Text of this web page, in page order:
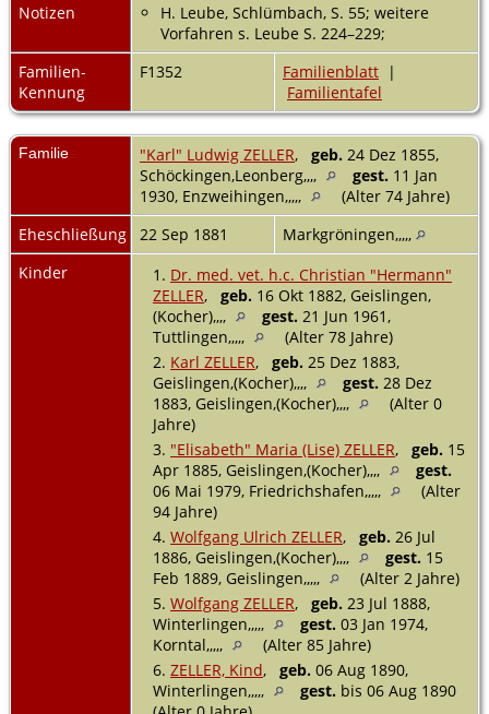
Notizen
H. Leube, Schlümbach, S. 55; weitere
Vorfahren s. Leube S. 224–229;
Familien-
Kennung
F1352 Familienblatt |
Familientafel
Familie "Karl" Ludwig ZELLER, geb. 24 Dez 1855,
Schöckingen,Leonberg,,,,
gest. 11 Jan
1930, Enzweihingen,,,,,
(Alter 74 Jahre)
Eheschließung
22 Sep 1881
Markgröningen,,,,,
Kinder
1. Dr. med. vet. h.c. Christian "Hermann"
ZELLER, geb. 16 Okt 1882, Geislingen,
(Kocher),,,,
gest. 21 Jun 1961,
Tuttlingen,,,,,
(Alter 78 Jahre)
2. Karl ZELLER, geb. 25 Dez 1883,
Geislingen,(Kocher),,,,
gest. 28 Dez
1883, Geislingen,(Kocher),,,,
(Alter 0
Jahre)
3. "Elisabeth" Maria (Lise) ZELLER, geb. 15
Apr 1885, Geislingen,(Kocher),,,,
gest.
06 Mai 1979, Friedrichshafen,,,,,
(Alter
94 Jahre)
4. Wolfgang Ulrich ZELLER, geb. 26 Jul
1886, Geislingen,(Kocher),,,,
gest. 15
Feb 1889, Geislingen,,,,,
(Alter 2 Jahre)
5. Wolfgang ZELLER, geb. 23 Jul 1888,
Winterlingen,,,,,
gest. 03 Jan 1974,
Korntal,,,,,
(Alter 85 Jahre)
6. ZELLER, Kind, geb. 06 Aug 1890,
Winterlingen,,,,,
gest. bis 06 Aug 1890